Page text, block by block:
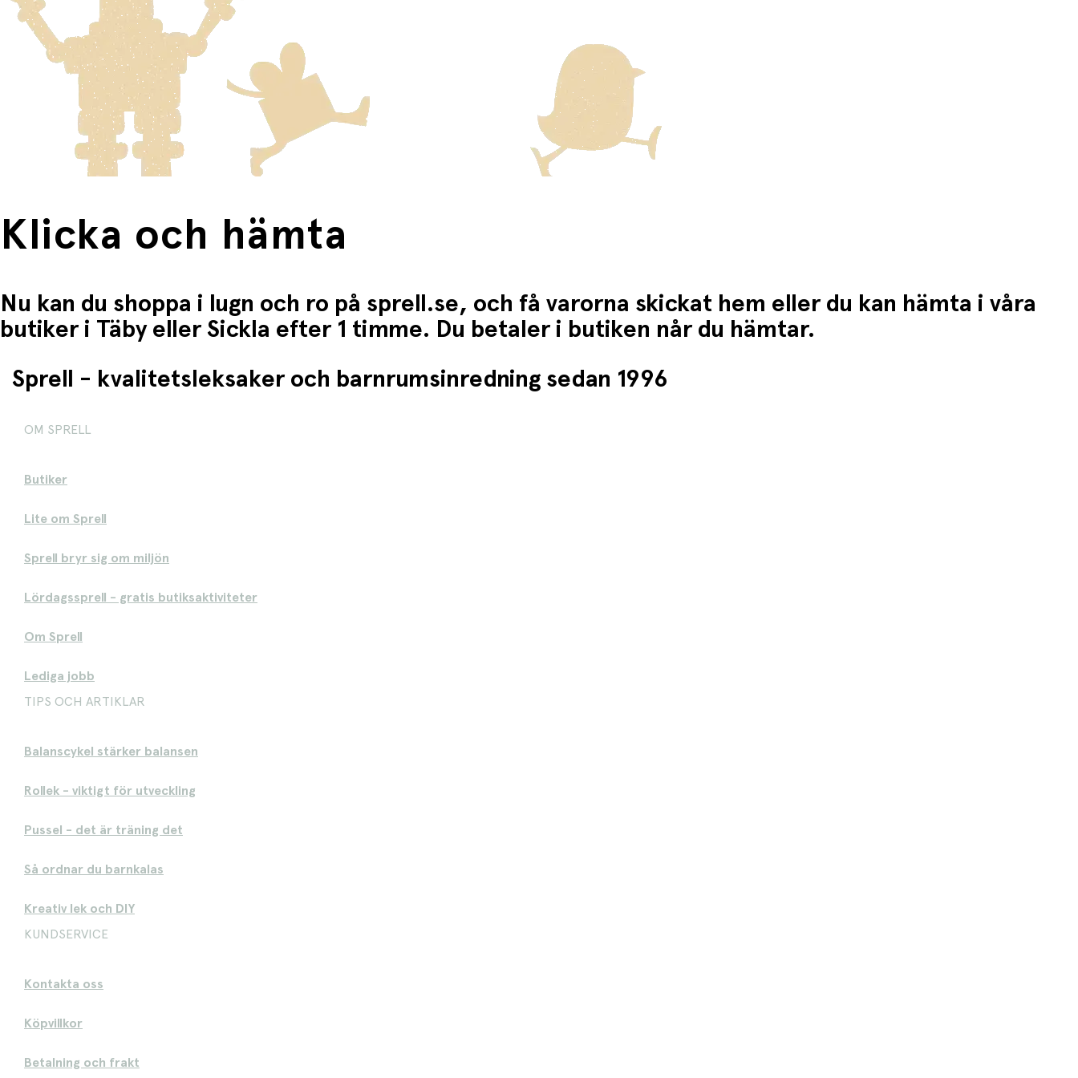
Varor som är för stora för att skickas som vanlig post skickas med Posten/Brings tjänst
Produkter som omfattas av detta är tydligt märkta, och frakten för dessa varor visas i kassan.
Fri frakt när du handlar för mer än 1500:-
Du betalar när du hämtar varorna i butiken.
Klicka och hämta
Nu kan du shoppa i lugn och ro på sprell.se, och få varorna skickat hem eller du kan hämta i våra
butiker i Täby eller Sickla efter 1 timme. Du betaler i butiken når du hämtar.
Sprell - kvalitetsleksaker och barnrumsinredning sedan 1996
OM SPRELL
Butiker
Lite om Sprell
Sprell bryr sig om miljön
Lördagssprell - gratis butiksaktiviteter
Om Sprell
Lediga jobb
TIPS OCH ARTIKLAR
Balanscykel stärker balansen
Rollek - viktigt för utveckling
Pussel - det är träning det
Så ordnar du barnkalas
Kreativ lek och DIY
KUNDSERVICE
Kontakta oss
Köpvillkor
Betalning och frakt